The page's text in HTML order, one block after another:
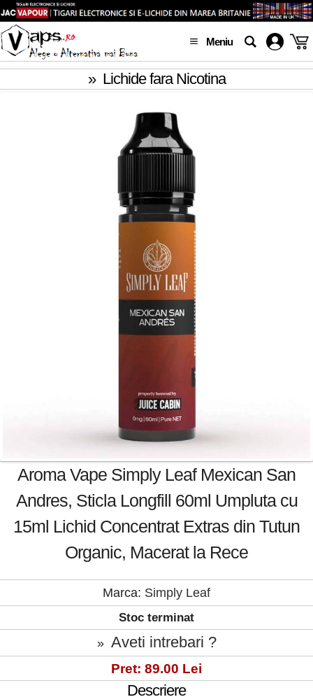
Meniu
» Lichide fara Nicotina
Aroma Vape Simply Leaf Mexican San
Andres, Sticla Longfill 60ml Umpluta cu
15ml Lichid Concentrat Extras din Tutun
Organic, Macerat la Rece
Marca: Simply Leaf
Stoc terminat
» Aveti intrebari ?
Pret: 89.00 Lei
Descriere